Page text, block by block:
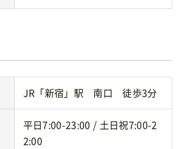
JR「新宿」駅 南口 徒歩3分
平日7:00-23:00 / 土日祝7:00-2
2:00